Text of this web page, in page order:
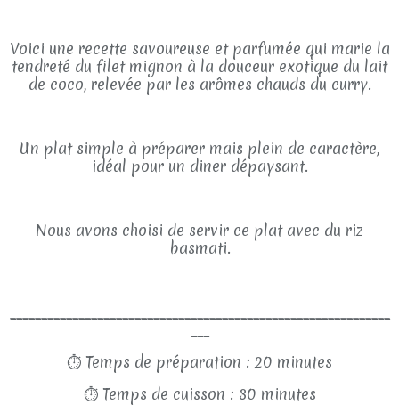
Voici une recette savoureuse et parfumée qui marie la
tendreté du filet mignon à la douceur exotique du lait
de coco, relevée par les arômes chauds du curry.
Un plat simple à préparer mais plein de caractère,
idéal pour un diner dépaysant.
Nous avons choisi de servir ce plat avec du riz
basmati.
⏱ Temps de préparation : 20 minutes
⏱ Temps de cuisson : 30 minutes